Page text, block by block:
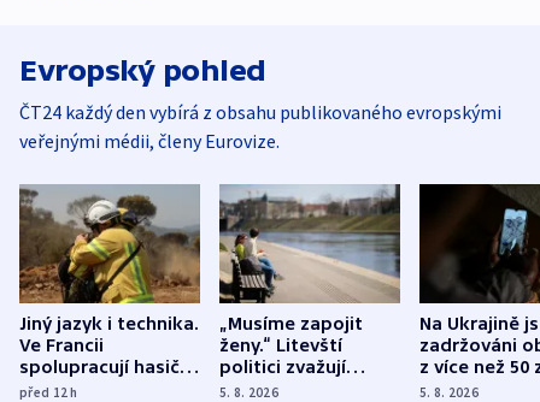
Evropský pohled
ČT24 každý den vybírá z obsahu publikovaného evropskými
veřejnými médii, členy Eurovize.
Jiný jazyk i technika.
Ve Francii
spolupracují hasiči z
různých zemí
před 12h
„Musíme zapojit
ženy.“ Litevští
politici zvažují
dohodu o
5. 8. 2026
Na Ukrajině
zadržováni
z více než 50
Bojovali na
5. 8. 2026